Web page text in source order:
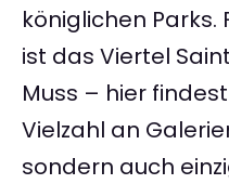
königlichen Parks.
ist das Viertel
Muss – hier
Vielzahl an
sondern auch